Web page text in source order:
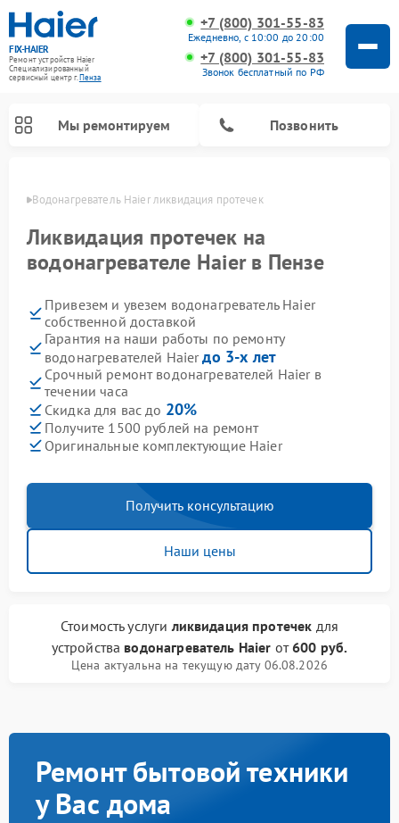
FIX-HAIER
Ремонт устройств Haier
Специализированный
cервисный центр г.Пенза
+7 (800) 301-55-83
Ежедневно, с 10:00 до 20:00
+7 (800) 301-55-83
Звонок бесплатный по РФ
Мы ремонтируем Позвонить
Водонагреватель Haier ликвидация протечек
Ликвидация протечек на
водонагревателе Haier в Пензе
Привезем и увезем водонагреватель Haier
собственной доставкой
Гарантия на наши работы по ремонту
водонагревателей Haierдо 3-х лет
Срочный ремонт водонагревателей Haier в
течении часа
Скидка для вас до 20%
Получите 1500 рублей на ремонт
Оригинальные комплектующие Haier
Получить консультацию
Наши цены
Стоимость услугиликвидация протечек для
устройства водонагреватель Haier от600 руб.
Цена актуальна на текущую дату 06.08.2026
Ремонт бытовой техники
у Вас дома